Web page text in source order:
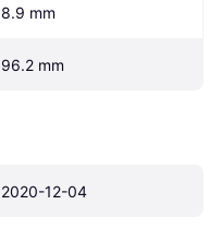
8.9 mm
96.2 mm
2020-12-04